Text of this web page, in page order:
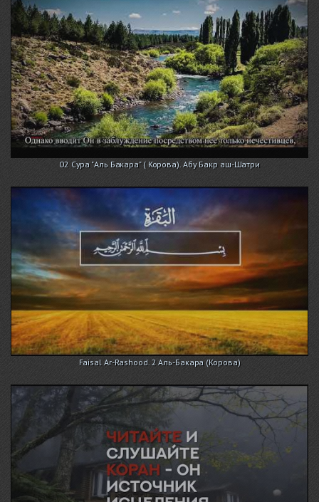
02 Сура "Аль Бакара" ( Корова). Абу Бакр аш-Шатри
Faisal Ar-Rashood. 2 Аль-Бакара (Корова)